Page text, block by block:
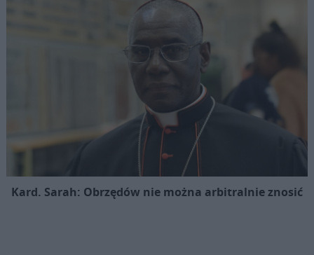
Kard. Sarah: Obrzędów nie można arbitralnie znosić